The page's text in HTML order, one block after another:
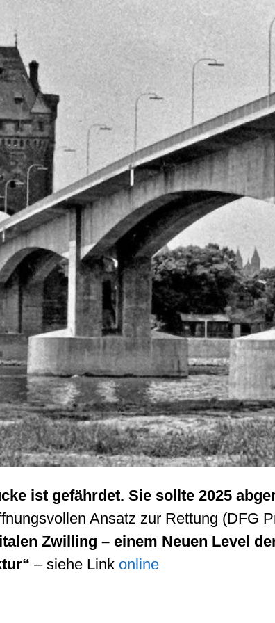
ist gefährdet. Sie sollte 2025
Ansatz zur Rettung (DFG
Zwilling – einem Neuen Level
– siehe Link online